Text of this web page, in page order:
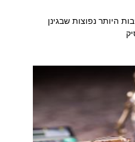
היותר נפוצות שבגינן